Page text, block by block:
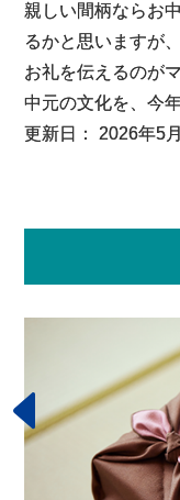
親しい間柄ならお
るかと思いますが
お礼を伝えるのが
中元の文化を、今
更新日：
2026年5